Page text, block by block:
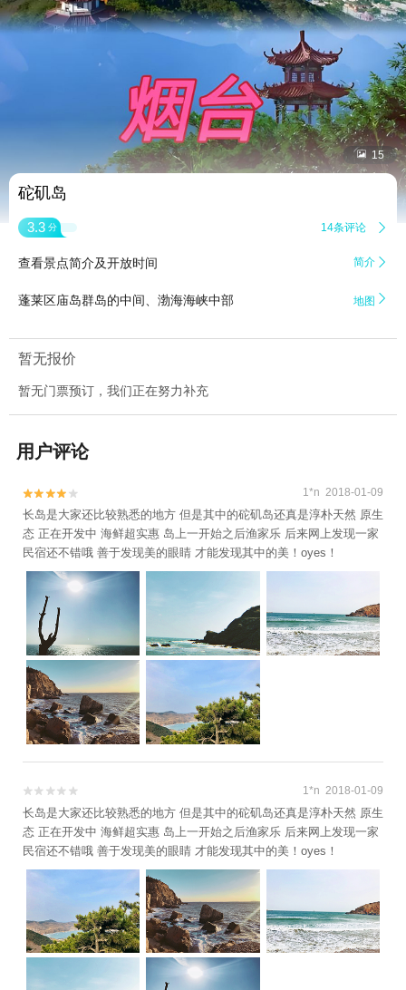
 15
砣矶岛
3.3 分 14条评论 
查看景点简介及开放时间 简介 
蓬莱区庙岛群岛的中间、渤海海峡中部 地图 
暂无报价
暂无门票预订，我们正在努力补充
用户评论

 1*n 2018-01-09
长岛是大家还比较熟悉的地方 但是其中的砣矶岛还真是淳朴天然 原生
态 正在开发中 海鲜超实惠 岛上一开始之后渔家乐 后来网上发现一家
民宿还不错哦 善于发现美的眼睛 才能发现其中的美！oyes！

 1*n 2018-01-09
长岛是大家还比较熟悉的地方 但是其中的砣矶岛还真是淳朴天然 原生
态 正在开发中 海鲜超实惠 岛上一开始之后渔家乐 后来网上发现一家
民宿还不错哦 善于发现美的眼睛 才能发现其中的美！oyes！
